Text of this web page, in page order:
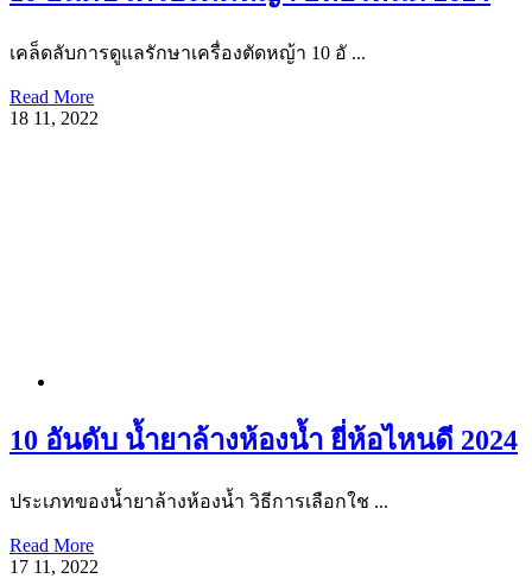
เคล็ดลับการดูแลรักษาเครื่องตัดหญ้า 10 อั ...
Read More
18 11, 2022
10 อันดับ น้ำยาล้างห้องน้ำ ยี่ห้อไหนดี 2024
ประเภทของน้ำยาล้างห้องน้ำ วิธีการเลือกใช ...
Read More
17 11, 2022